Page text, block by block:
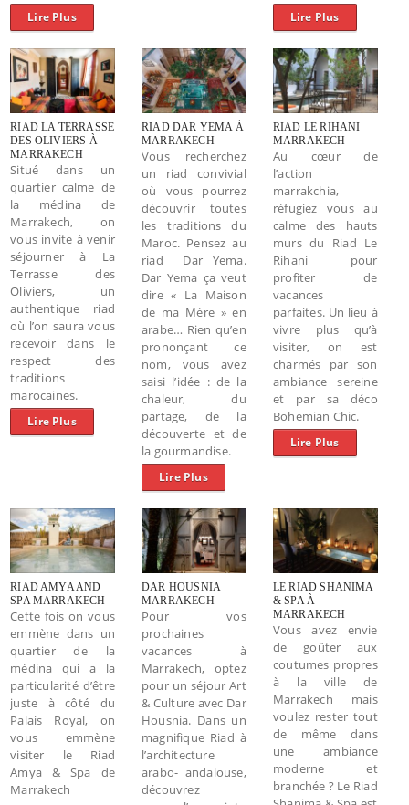
Lire Plus Lire Plus
RIAD LA TERRASSE
DES OLIVIERS À
MARRAKECH
Situé dans un
quartier calme de
la médina de
Marrakech, on
vous invite à venir
séjourner à La
Terrasse des
Oliviers, un
authentique riad
où l’on saura vous
recevoir dans le
respect des
traditions
marocaines.
Lire Plus
RIAD DAR YEMA À
MARRAKECH
Vous recherchez
un riad convivial
où vous pourrez
découvrir toutes
les traditions du
Maroc. Pensez au
riad Dar Yema.
Dar Yema ça veut
dire « La Maison
de ma Mère » en
arabe… Rien qu’en
prononçant ce
nom, vous avez
saisi l’idée : de la
chaleur, du
partage, de la
découverte et de
la gourmandise.
Lire Plus
RIAD LE RIHANI
MARRAKECH
Au cœur de
l’action
marrakchia,
réfugiez vous au
calme des hauts
murs du Riad Le
Rihani pour
profiter de
vacances
parfaites. Un lieu à
vivre plus qu’à
visiter, on est
charmés par son
ambiance sereine
et par sa déco
Bohemian Chic.
Lire Plus
RIAD AMYA AND
SPA MARRAKECH
Cette fois on vous
emmène dans un
quartier de la
médina qui a la
particularité d’être
juste à côté du
Palais Royal, on
vous emmène
visiter le Riad
Amya & Spa de
Marrakech
DAR HOUSNIA
MARRAKECH
Pour vos
prochaines
vacances à
Marrakech, optez
pour un séjour Art
& Culture avec Dar
Housnia. Dans un
magnifique Riad à
l’architecture
arabo- andalouse,
découvrez
LE RIAD SHANIMA
& SPA À
MARRAKECH
Vous avez envie
de goûter aux
coutumes propres
à la ville de
Marrakech mais
voulez rester tout
de même dans
une ambiance
moderne et
branchée ? Le Riad